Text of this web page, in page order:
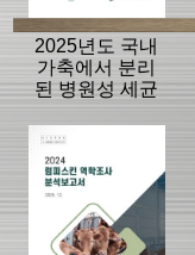
2025년도 국내
가축에서 분리
된 병원성 세균
모니터링 결과